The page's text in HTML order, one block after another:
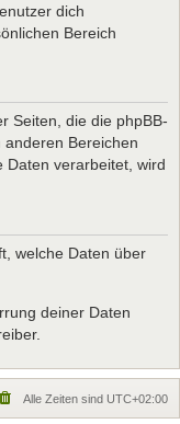
dich
Bereich
Seiten, die die phpBB-
Bereichen
Daten verarbeitet, wird
welche Daten über
deiner Daten
Alle Zeiten sind UTC+02:00